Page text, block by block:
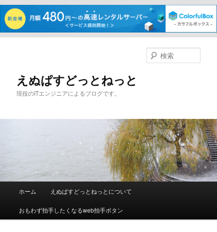
えぬぱすどっとねっと
現役のITエンジニアによるブログです。
索
メ
ホーム えぬぱすどっとねっとについて
おもわず拍手したくなるweb拍手ボタン